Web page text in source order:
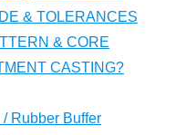
& TOLERANCES
& CORE
CASTING?
Rubber Buffer